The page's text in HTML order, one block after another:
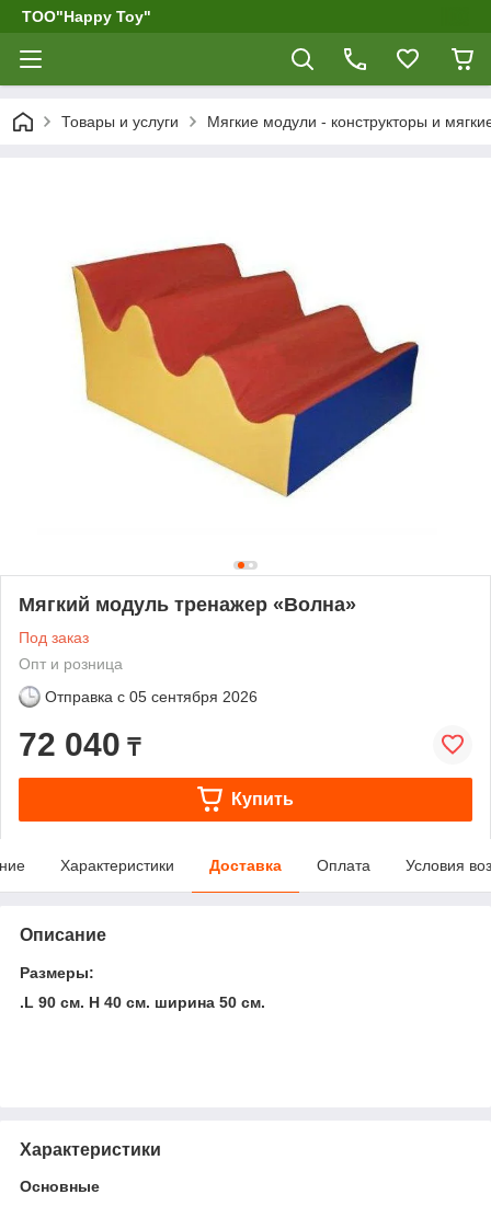
ТОО"Happy Toy"
Товары и услуги Мягкие модули - конструкторы и
Мягкий модуль тренажер «Волна»
Под заказ
Опт и розница
Отправка с 05 сентября 2026
72 040 ₸
Купить
Характеристики Доставка Оплата Условия
Описание
Размеры:
.L 90 см. Н 40 см. ширина 50 см.
Характеристики
Основные